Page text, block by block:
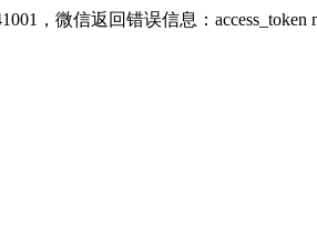
，微信返回错误信息：access_token